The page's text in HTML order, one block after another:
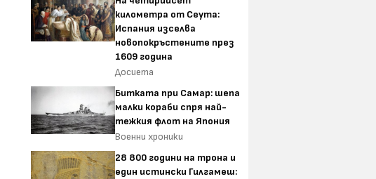
километра от Сеута:
Испания изселва
новопокръстените през
1609 година
Досиета
Битката при Самар: шепа
малки кораби спря най-
тежкия флот на Япония
Военни хроники
28 800 години на трона и
един истински Гилгамеш: